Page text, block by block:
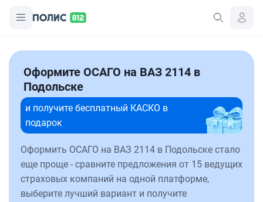
Оформите ОСАГО на ВАЗ 2114 в
Подольске
и получите бесплатный КАСКО в
подарок
Оформить ОСАГО на ВАЗ 2114 в Подольске стало
еще проще - сравните предложения от 15 ведущих
страховых компаний на одной платформе,
выберите лучший вариант и получите